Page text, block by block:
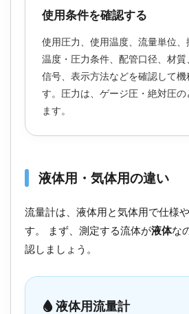
使用条件を確認する
使用圧力、使用温度、流量単位、
温度・圧力条件、配管口径、材質
信号、表示方法などを確認して機
す。圧力は、ゲージ圧・絶対圧の
ます。
液体用・気体用の違い
流量計は、液体用と気体用で仕様
す。 まず、測定する流体が液体な
認しましょう。
液体用流量計